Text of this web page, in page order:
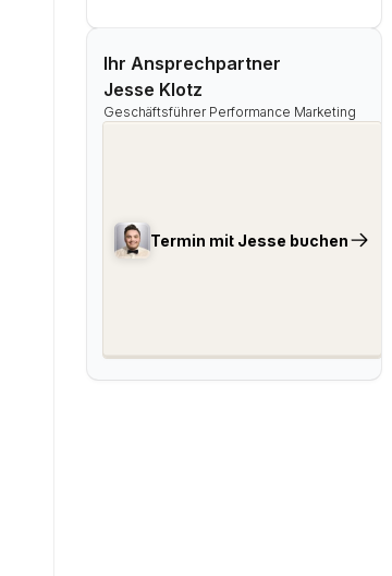
Ihr Ansprechpartner
Jesse Klotz
Geschäftsführer Performance Marketing
Termin mit Jesse buchen